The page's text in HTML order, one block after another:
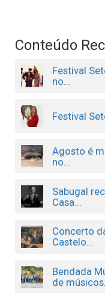
Conteúdo
Festival
no...
Festival
Agosto é
no...
Sabugal
Casa...
Concerto
Castelo...
Bendada
de